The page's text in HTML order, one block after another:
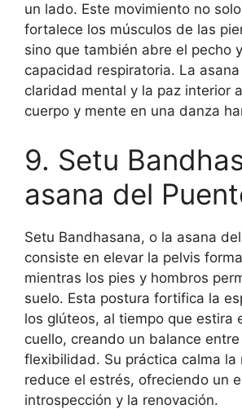
un lado. Este movimiento no
fortalece los músculos de las
sino que también abre el pecho
capacidad respiratoria. La
claridad mental y la paz interior
cuerpo y mente en una danza
9. Setu
asana del
Setu Bandhasana, o la asana
consiste en elevar la pelvis
mientras los pies y hombros
suelo. Esta postura fortifica la
los glúteos, al tiempo que estira
cuello, creando un balance
flexibilidad. Su práctica calma la
reduce el estrés, ofreciendo un
introspección y la renovación.